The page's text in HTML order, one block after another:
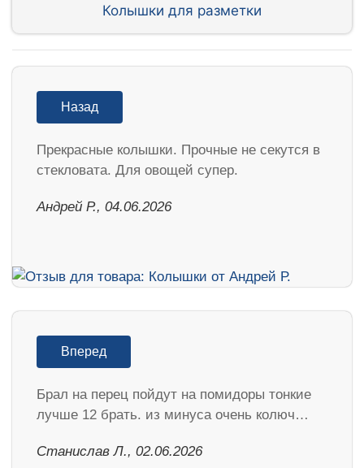
Колышки для разметки
Назад
Прекрасные колышки. Прочные не секутся в
стекловата. Для овощей супер.
Андрей Р., 04.06.2026
Вперед
Брал на перец пойдут на помидоры тонкие
лучше 12 брать. из минуса очень колюч…
Станислав Л., 02.06.2026